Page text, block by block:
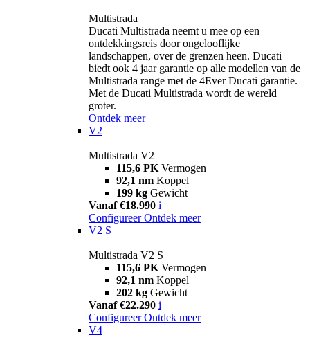
Multistrada
Ducati Multistrada neemt u mee op een
ontdekkingsreis door ongelooflijke
landschappen, over de grenzen heen. Ducati
biedt ook 4 jaar garantie op alle modellen van de
Multistrada range met de 4Ever Ducati garantie.
Met de Ducati Multistrada wordt de wereld
groter.
Ontdek meer
V2
Multistrada V2
115,6 PK Vermogen
92,1 nm Koppel
199 kg Gewicht
Vanaf €18.990 i
Configureer Ontdek meer
V2 S
Multistrada V2 S
115,6 PK Vermogen
92,1 nm Koppel
202 kg Gewicht
Vanaf €22.290 i
Configureer Ontdek meer
V4